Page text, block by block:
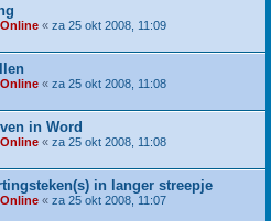
« za 25 okt 2008, 11:09
« za 25 okt 2008, 11:08
in Word
« za 25 okt 2008, 11:08
in langer streepje
« za 25 okt 2008, 11:07